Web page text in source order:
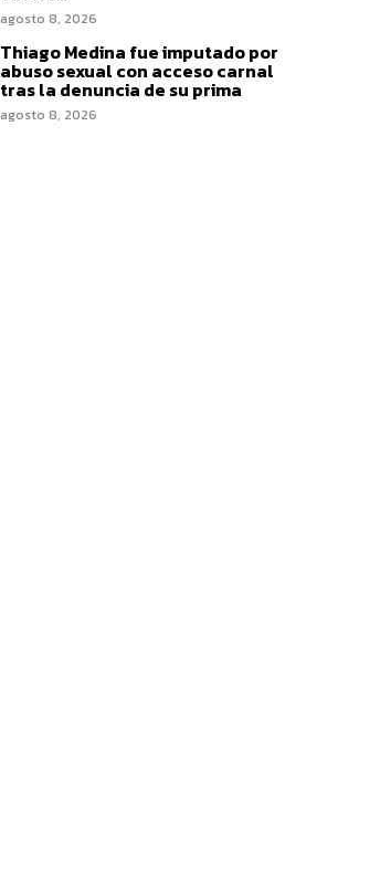
agosto 8, 2026
Thiago Medina fue imputado por
abuso sexual con acceso carnal
tras la denuncia de su prima
agosto 8, 2026